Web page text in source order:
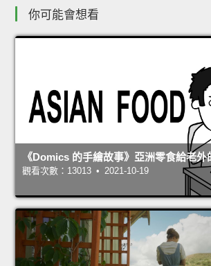
你可能會想看
《Domics 的手繪故事》亞洲零食給老外
觀看次數：13013 • 2021-10-19